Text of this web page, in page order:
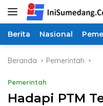
Langsung
Berita Nasional
Beranda Pemerintah
Pemerintah
Hadapi PTM